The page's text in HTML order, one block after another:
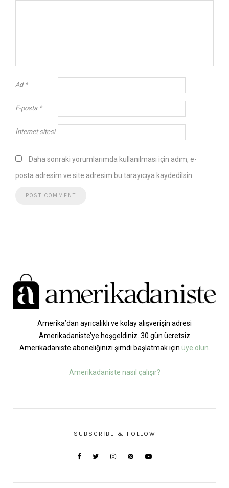
Ad *
E-posta *
İnternet sitesi
Daha sonraki yorumlarımda kullanılması için adım, e-
posta adresim ve site adresim bu tarayıcıya kaydedilsin.
Amerika’dan ayrıcalıklı ve kolay alışverişin adresi
Amerikadaniste’ye hoşgeldiniz. 30 gün ücretsiz
Amerikadaniste aboneliğinizi şimdi başlatmak için üye olun.
Amerikadaniste nasıl çalışır?
SUBSCRIBE & FOLLOW